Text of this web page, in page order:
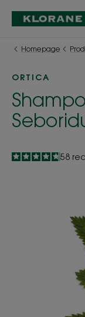
Homepage
ORTICA
4.7
/
5
58